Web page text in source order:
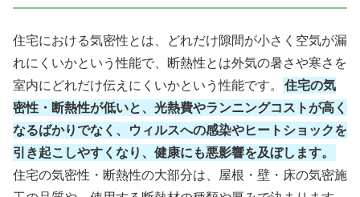
住宅における気密性とは、どれだけ隙間が小さく空気が漏
れにくいかという性能で、断熱性とは外気の暑さや寒さを
室内にどれだけ伝えにくいかという性能です。
住宅の気
密性・断熱性が低いと、光熱費やランニングコストが高く
なるばかりでなく、ウィルスへの感染やヒートショックを
引き起こしやすくなり、健康にも悪影響を及ぼします。
住宅の気密性・断熱性の大部分は、屋根・壁・床の気密施